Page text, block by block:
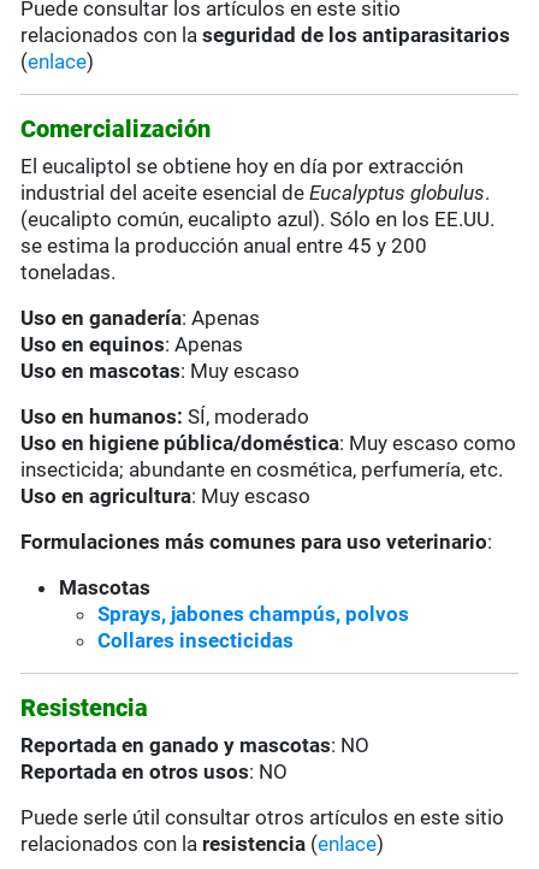
Puede consultar los artículos en este sitio
relacionados con laseguridad de los antiparasitarios
(enlace)
Comercialización
El eucaliptol se obtiene hoy en día por extracción
industrial del aceite esencial deEucalyptus globulus.
(eucalipto común, eucalipto azul). Sólo en los EE.UU.
se estima la producción anual entre 45 y 200
toneladas.
Uso en ganadería: Apenas
Uso en equinos: Apenas
Uso en mascotas: Muy escaso
Uso en humanos: SÍ, moderado
Uso en higiene pública/doméstica: Muy escaso como
insecticida; abundante en cosmética, perfumería, etc.
Uso en agricultura: Muy escaso
Formulaciones más comunes para uso veterinario:
Mascotas
Sprays, jabones champús, polvos
Collares insecticidas
Resistencia
Reportada en ganado y mascotas: NO
Reportada en otros usos: NO
Puede serle útil consultar otros artículos en este sitio
relacionados con la resistencia (enlace)